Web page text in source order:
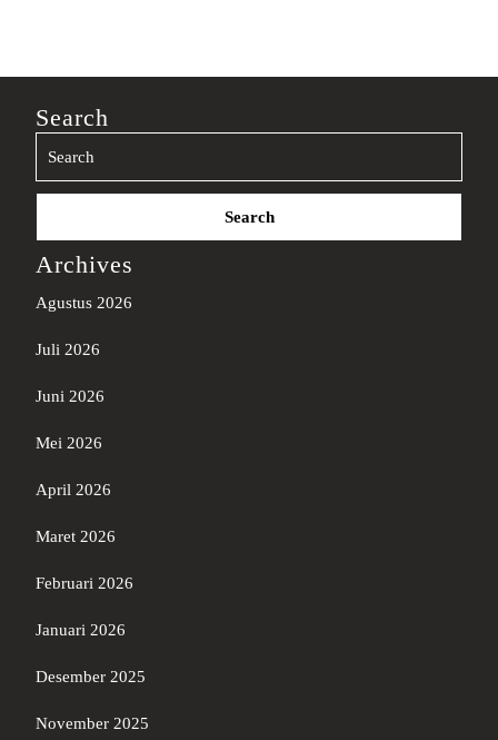
Search
Search
Archives
Agustus 2026
Juli 2026
Juni 2026
Mei 2026
April 2026
Maret 2026
Februari 2026
Januari 2026
Desember 2025
November 2025